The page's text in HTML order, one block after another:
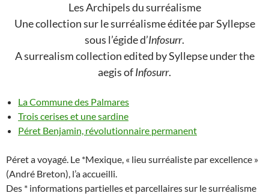
Les Archipels du surréalisme
Une collection sur le surréalisme éditée par Syllepse
sous l’égide d’Infosurr.
A surrealism collection edited by Syllepse under the
aegis ofInfosurr.
La Commune des Palmares
Trois cerises et une sardine
Péret Benjamin, révolutionnaire permanent
Péret a voyagé. Le *Mexique, « lieu surréaliste par excellence »
(André Breton), l’a accueilli.
Des * informations partielles et parcellaires sur le surréalisme